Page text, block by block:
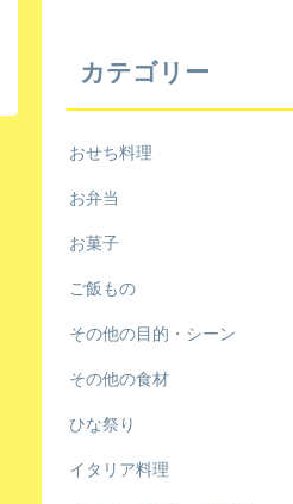
カテゴリー
おせち料理
お弁当
お菓子
ご飯もの
その他の目的・シーン
その他の食材
ひな祭り
イタリア料理